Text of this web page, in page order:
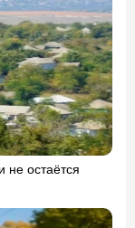
не остаётся